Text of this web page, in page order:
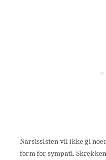
Narsissisten vil ikke gi
form for sympati.